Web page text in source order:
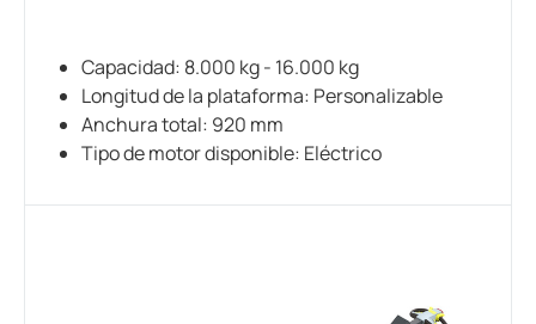
Capacidad: 8.000 kg - 16.000 kg
Longitud de la plataforma: Personalizable
Anchura total: 920 mm
Tipo de motor disponible: Eléctrico